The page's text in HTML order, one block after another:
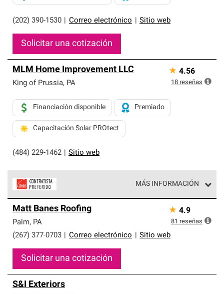
(202) 390-1530 Correo electrónico Sitio web
Solicitar una cotización
MLM Home Improvement LLC
King of Prussia, PA
(484) 229-1462 Sitio web
Financiación disponible Premiado
Capacitación Solar PROtect
★ 4.56
18 reseñas
MÁS INFORMACIÓN
parte de una red exclusiva de profesionales de techos
que cumplen con altos estándares y requisitos estrictos
de profesionalismo y confiabilidad.
Matt Banes Roofing
Palm, PA
(267) 377-0703
Correo electrónico Sitio web
Solicitar una cotización
★ 4.9
81 reseñas
S&I Exteriors